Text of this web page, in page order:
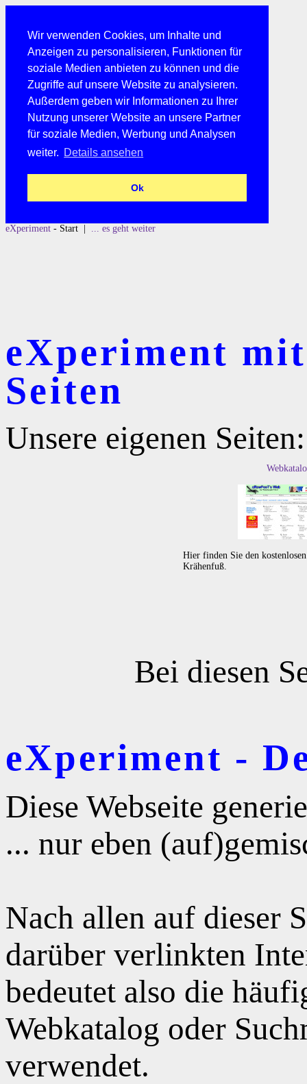
Wir verwenden Cookies, um Inhalte und
Anzeigen zu personalisieren, Funktionen für
soziale Medien anbieten zu können und die
Zugriffe auf unsere Website zu analysieren.
Außerdem geben wir Informationen zu Ihrer
Nutzung unserer Website an unsere Partner
für soziale Medien, Werbung und Analysen
weiter. Details ansehen
Ok
eXperiment - Start | ... es geht weiter
eXperiment
Seiten
Unsere eigenen Seiten:
Hier finden Sie den
Krähenfuß.
Bei diesen
eXperiment -
Diese Webseite
... nur eben
Nach allen auf dieser
darüber verlinkten
bedeutet also die
Webkatalog oder
verwendet.